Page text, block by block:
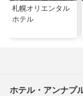
札幌オリエンタル
ホテル
ホテル・アンナプ